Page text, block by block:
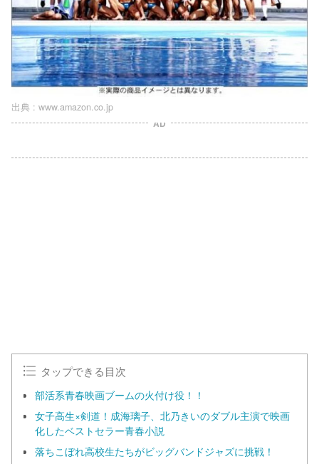
出典 : www.amazon.co.jp
AD
タップできる目次
部活系青春映画ブームの火付け役！！
女子高生×剣道！成海璃子、北乃きいのダブル主演で映画
化したベストセラー青春小説
落ちこぼれ高校生たちがビッグバンドジャズに挑戦！